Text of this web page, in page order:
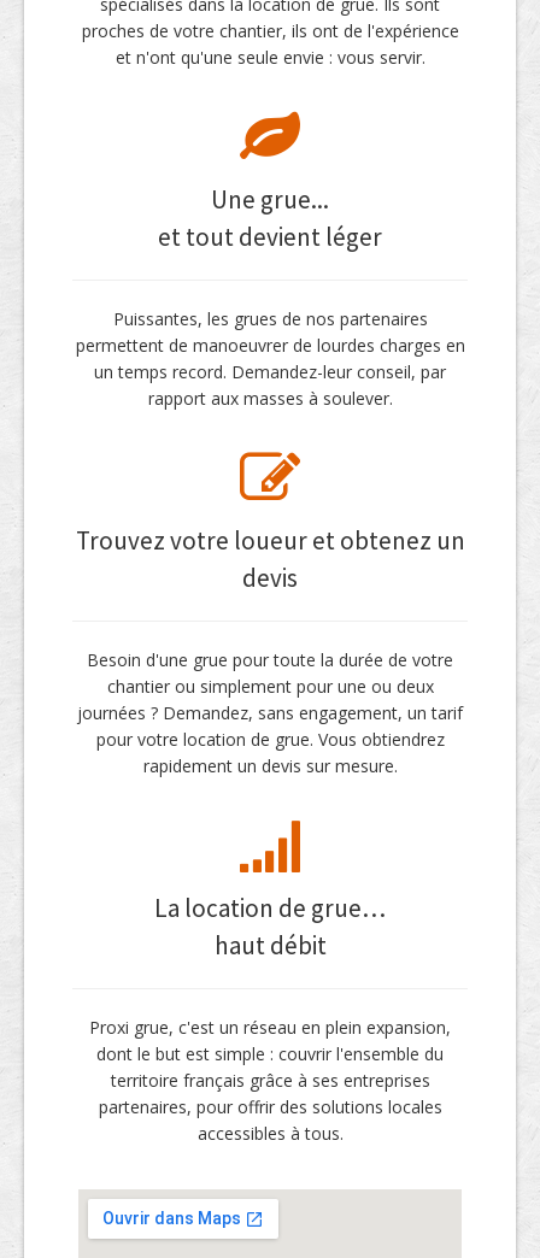
proches de votre chantier, ils ont de l'expérience
et n'ont qu'une seule envie : vous servir.
Une grue...
et tout devient léger
Puissantes, les grues de nos partenaires
permettent de manoeuvrer de lourdes charges en
un temps record. Demandez-leur conseil, par
rapport aux masses à soulever.
Trouvez votre loueur et obtenez un
devis
Besoin d'une grue pour toute la durée de votre
chantier ou simplement pour une ou deux
journées ? Demandez, sans engagement, un tarif
pour votre location de grue. Vous obtiendrez
rapidement un devis sur mesure.
La location de grue…
haut débit
Proxi grue, c'est un réseau en plein expansion,
dont le but est simple : couvrir l'ensemble du
territoire français grâce à ses entreprises
partenaires, pour offrir des solutions locales
accessibles à tous.